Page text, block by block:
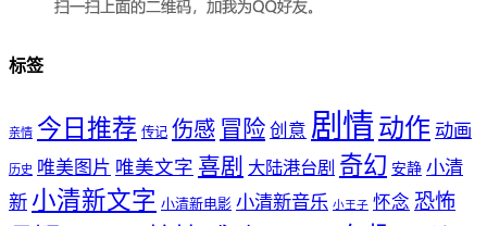
标签
亲情 今日推荐 传记 伤感 冒险 创意 剧情 动作 动画
历史 唯美图片 唯美文字 喜剧 大陆港台剧 奇幻 安静 小清
新 小清新文字 小清新电影 小清新音乐 小王子 怀念 恐怖